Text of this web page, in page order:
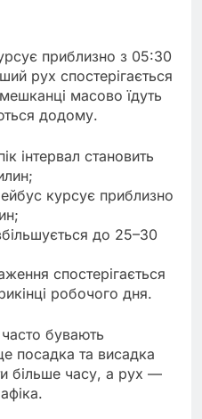
приблизно з 05:30
рух спостерігається
масово їдуть
додому.
інтервал становить
курсує приблизно
до 25–30
спостерігається
робочого дня.
бувають
посадка та висадка
більше часу, а рух —